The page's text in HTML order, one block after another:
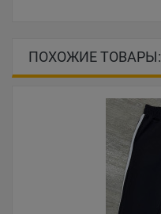
ПОХОЖИЕ ТОВАРЫ: